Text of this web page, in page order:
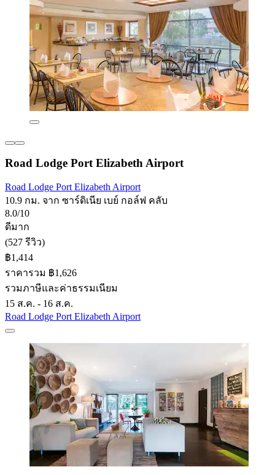
Road Lodge Port Elizabeth Airport
Road Lodge Port Elizabeth Airport
10.9 กม. จาก ซาร์ดิเนีย เบย์ กอล์ฟ คลับ
8.0/10
ดีมาก
(527 รีวิว)
฿1,414
ราคารวม ฿1,626
รวมภาษีและค่าธรรมเนียม
15 ส.ค. - 16 ส.ค.
Road Lodge Port Elizabeth Airport